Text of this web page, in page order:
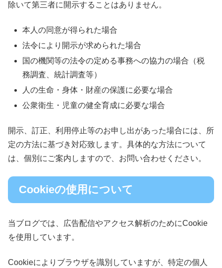
除いて第三者に開示することはありません。
本人の同意が得られた場合
法令により開示が求められた場合
国の機関等の法令の定める事務への協力の場合（税
務調査、統計調査等）
人の生命・身体・財産の保護に必要な場合
公衆衛生・児童の健全育成に必要な場合
開示、訂正、利用停止等のお申し出があった場合には、所
定の方法に基づき対応致します。具体的な方法について
は、個別にご案内しますので、お問い合わせください。
Cookieの使用について
当ブログでは、広告配信やアクセス解析のためにCookie
を使用しています。
Cookieによりブラウザを識別していますが、特定の個人